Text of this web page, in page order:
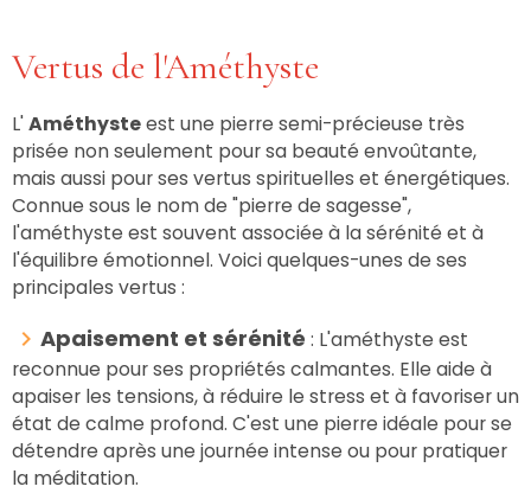
Vertus de l'Améthyste
L'Améthysteest une pierre semi-précieuse très
prisée non seulement pour sa beauté envoûtante,
mais aussi pour ses vertus spirituelles et énergétiques.
Connue sous le nom de "pierre de sagesse",
l'améthyste est souvent associée à la sérénité et à
l'équilibre émotionnel. Voici quelques-unes de ses
principales vertus :
Apaisement et sérénité : L'améthyste est
reconnue pour ses propriétés calmantes. Elle aide à
apaiser les tensions, à réduire le stress et à favoriser un
état de calme profond. C'est une pierre idéale pour se
détendre après une journée intense ou pour pratiquer
la méditation.